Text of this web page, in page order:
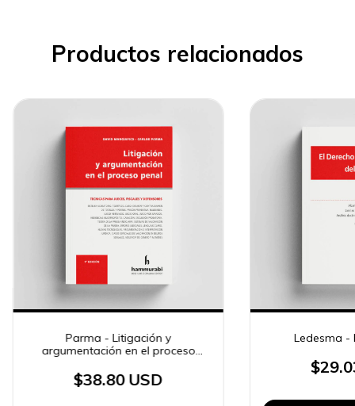
Productos relacionados
Parma - Litigación y
argumentación en el proceso
$38.80 USD
Ledesma -